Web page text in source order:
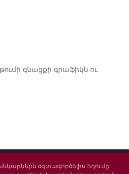
գնացքի գրաֆիկն ու
օգտագործելիս հղումը